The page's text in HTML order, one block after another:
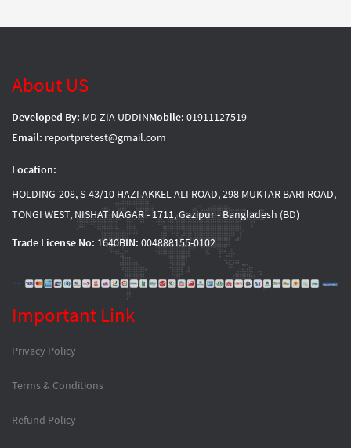
About US
Developed By: MD ZIA UDDINMobile: 01911127519
Email: reportpretest@gmail.com
Location:
HOLDING-208, S-43/10 HAZI AKKEL ALI ROAD, 298 MUKTAR BARI ROAD,
TONGI WEST, NISHAT NAGAR - 1711, Gazipur - Bangladesh (BD)
Trade License No: 1640BIN: 004888155-0102
Important Link
Privacy Policy
Terms & Conditions
Refund Policy